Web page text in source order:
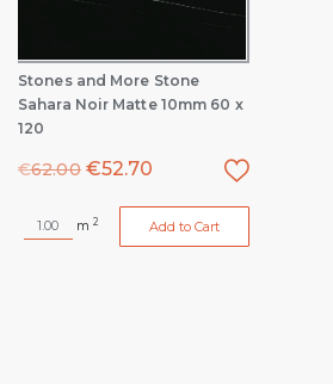
Stones and More Stone
Sahara Noir Matte 10mm 60 x
120
€62.00 €52.70
m 2 Add to Cart